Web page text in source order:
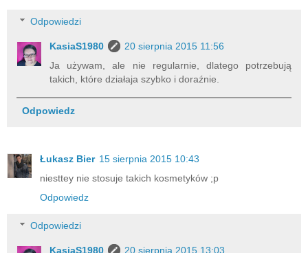
Odpowiedzi
KasiaS1980
20 sierpnia 2015 11:56
Ja używam, ale nie regularnie, dlatego potrzebują
takich, które działaja szybko i doraźnie.
Odpowiedz
Łukasz Bier 15 sierpnia 2015 10:43
niesttey nie stosuje takich kosmetyków ;p
Odpowiedz
Odpowiedzi
KasiaS1980 20 sierpnia 2015 13:03